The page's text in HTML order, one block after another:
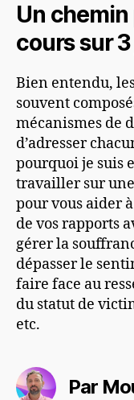
Un
cours sur
Bien entendu,
souvent
mécanismes de
d’adresser
pourquoi je suis
travailler sur
pour vous aider
de vos rapports
gérer la
dépasser le
faire face au
du statut de
etc.
Par